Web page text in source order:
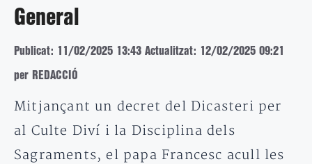
General
Publicat: 11/02/2025 13:43 Actualitzat: 12/02/2025 09:21
per REDACCIÓ
Mitjançant un decret del Dicasteri per
al Culte Diví i la Disciplina dels
Sagraments, el papa Francesc acull les